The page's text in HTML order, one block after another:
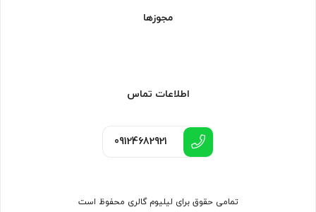
مجوزها
اطلاعات تماس
09124682921
تمامی حقوق برای لیلیوم گالری محفوظ است